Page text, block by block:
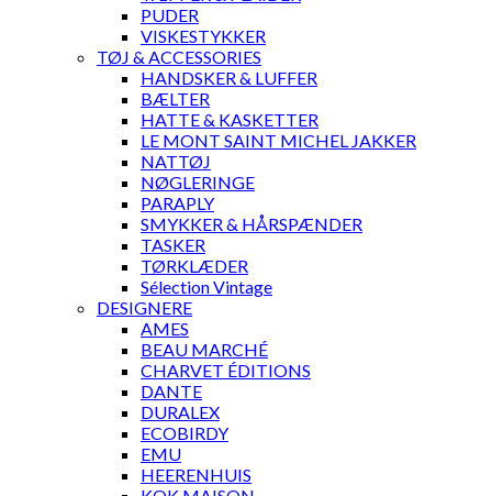
PUDER
VISKESTYKKER
TØJ & ACCESSORIES
HANDSKER & LUFFER
BÆLTER
HATTE & KASKETTER
LE MONT SAINT MICHEL JAKKER
NATTØJ
NØGLERINGE
PARAPLY
SMYKKER & HÅRSPÆNDER
TASKER
TØRKLÆDER
Sélection Vintage
DESIGNERE
AMES
BEAU MARCHÉ
CHARVET ÉDITIONS
DANTE
DURALEX
ECOBIRDY
EMU
HEERENHUIS